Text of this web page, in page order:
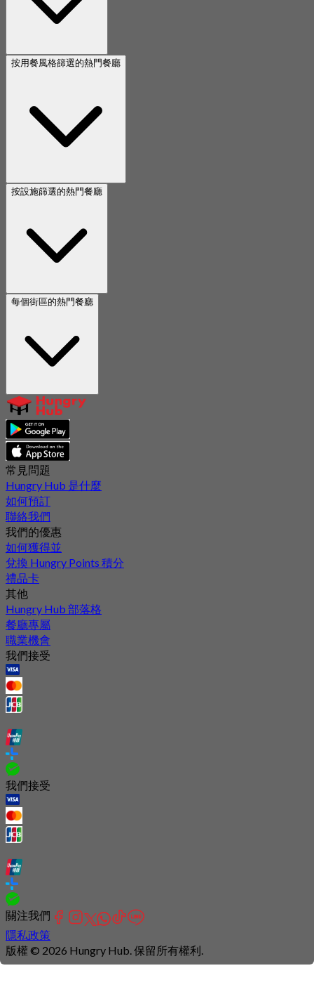
按用餐風格篩選的熱門餐廳
按設施篩選的熱門餐廳
每個街區的熱門餐廳
常見問題
Hungry Hub 是什麼
如何預訂
聯絡我們
我們的優惠
如何獲得並
兌換 Hungry Points 積分
禮品卡
其他
Hungry Hub 部落格
餐廳專屬
職業機會
我們接受
我們接受
關注我們
隱私政策
版權 © 2026 Hungry Hub. 保留所有權利.
Connection